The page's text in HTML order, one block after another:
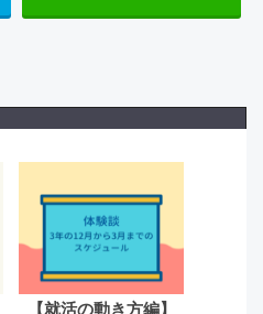
【就活の動き方編】